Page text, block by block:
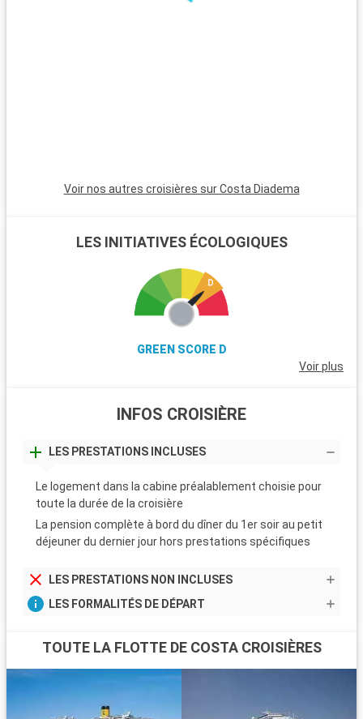
de plats à base de morue ou des pastéis de Belém, le tout
Voir nos autres croisières sur Costa Diadema
LES INITIATIVES ÉCOLOGIQUES
GREEN SCORE D
Voir plus
INFOS CROISIÈRE
LES PRESTATIONS INCLUSES
Le logement dans la cabine préalablement choisie pour
toute la durée de la croisière
La pension complète à bord du dîner du 1er soir au petit
déjeuner du dernier jour hors prestations spécifiques
LES PRESTATIONS NON INCLUSES
LES FORMALITÉS DE DÉPART
TOUTE LA FLOTTE DE COSTA CROISIÈRES